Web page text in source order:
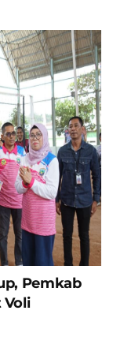
Pemkab
Voli